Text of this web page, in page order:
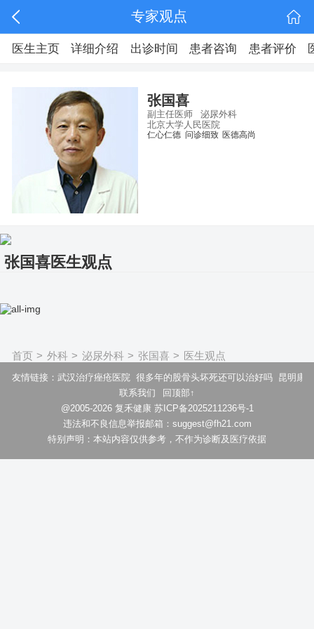
专家观点
医生主页 详细介绍 出诊时间 患者咨询 患者评价
张国喜
副主任医师
泌尿外科
北京大学人民医院
仁心仁德 问诊细致 医德高尚
张国喜医生观点
首页 > 外科 > 泌尿外科 > 张国喜 > 医生观点
友情链接： 武汉治疗痤疮医院 很多年的股骨头坏死还可以治好吗
昆明康
联系我们
回顶部↑
@2005-2026 复禾健康 苏ICP备2025211236号-1
违法和不良信息举报邮箱：suggest@fh21.com
特别声明：本站内容仅供参考，不作为诊断及医疗依据